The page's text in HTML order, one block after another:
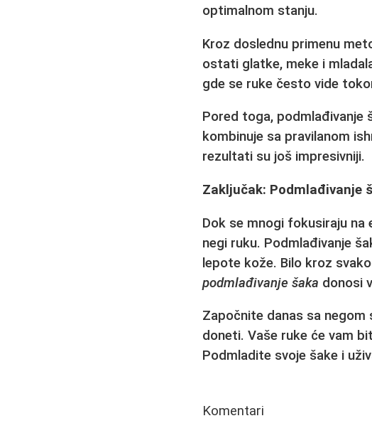
optimalnom stanju.
Kroz doslednu primenu
ostati glatke, meke i
gde se ruke često vide
Pored toga, podmlađivanje
kombinuje sa pravilanom
rezultati su još impresivniji.
Zaključak: Podmlađivanje
Dok se mnogi fokusiraju
negi ruku. Podmlađivanje
lepote kože. Bilo kroz
podmlađivanje šaka donosi
Započnite danas sa
doneti. Vaše ruke će vam
Podmladite svoje šake i
Komentari